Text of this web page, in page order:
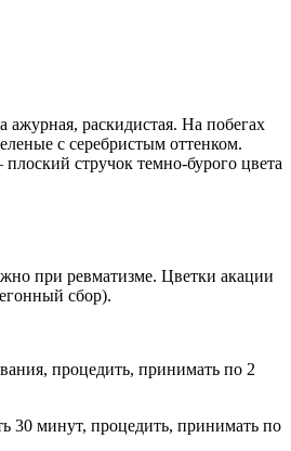
раскидистая. На побегах
с серебристым оттенком.
стручок темно-бурого цвета
при ревматизме. Цветки акации
сбор).
процедить, принимать по 2
30 минут, процедить, принимать по